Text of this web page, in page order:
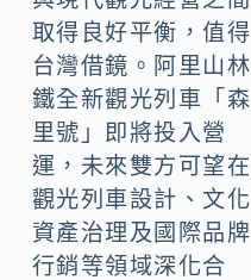
取得良好平衡，值得
台灣借鏡。阿里山林
鐵全新觀光列車「森
里號」即將投入營
運，未來雙方可望在
觀光列車設計、文化
資產治理及國際品牌
行銷等領域深化合